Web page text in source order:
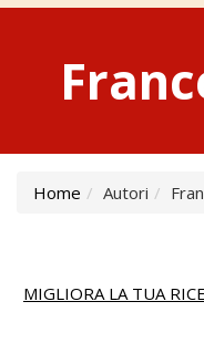
Home Autori
MIGLIORA LA TUA